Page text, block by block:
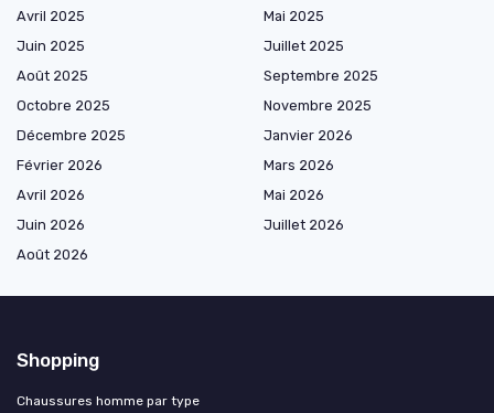
Avril 2025
Mai 2025
Juin 2025
Juillet 2025
Août 2025
Septembre 2025
Octobre 2025
Novembre 2025
Décembre 2025
Janvier 2026
Février 2026
Mars 2026
Avril 2026
Mai 2026
Juin 2026
Juillet 2026
Août 2026
Shopping
Chaussures homme par type